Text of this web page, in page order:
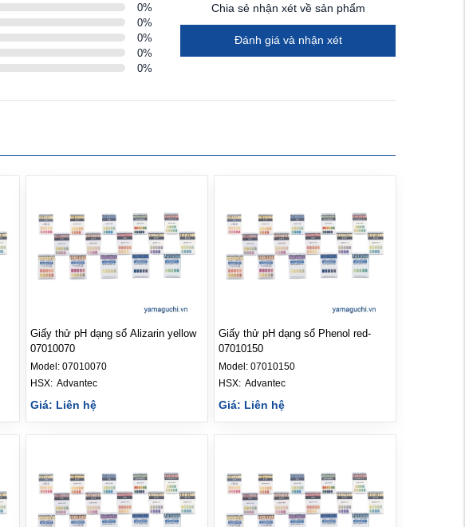
0%
0%
0%
0%
0%
Chia sẻ nhận xét về sản phẩm
Đánh giá và nhận xét
Giấy thử pH dạng sổ Alizarin yellow
07010070
Model:07010070
Advantec
Giá: Liên hệ
Giấy thử pH dạng sổ Phenol red-
07010150
Model:07010150
Advantec
Giá: Liên hệ